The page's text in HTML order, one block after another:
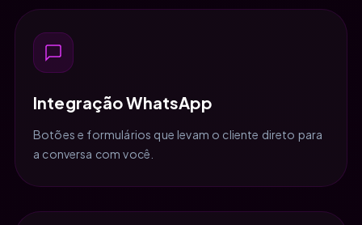
Integração WhatsApp
Botões e formulários que levam o cliente direto para
a conversa com você.